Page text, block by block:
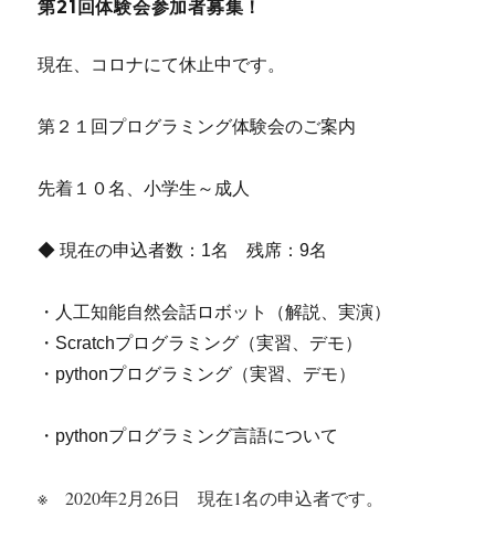
第21回体験会参加者募集！
現在、コロナにて休止中です。
第２１回プログラミング体験会のご案内
先着１０名、小学生～成人
◆ 現在の申込者数：1名 残席：9名
・人工知能自然会話ロボット（解説、実演）
・Scratchプログラミング（実習、デモ）
・pythonプログラミング（実習、デモ）
・pythonプログラミング言語について
※ 2020年2月26日 現在1名の申込者です。